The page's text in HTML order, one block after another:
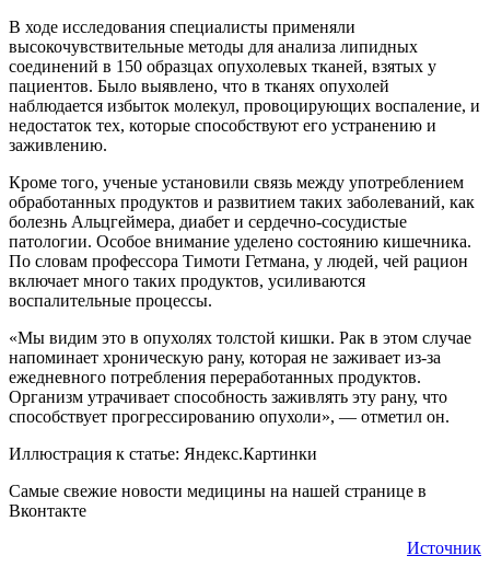
В ходе исследования специалисты применяли
высокочувствительные методы для анализа липидных
соединений в 150 образцах опухолевых тканей, взятых у
пациентов. Было выявлено, что в тканях опухолей
наблюдается избыток молекул, провоцирующих воспаление, и
недостаток тех, которые способствуют его устранению и
заживлению.
Кроме того, ученые установили связь между употреблением
обработанных продуктов и развитием таких заболеваний, как
болезнь Альцгеймера, диабет и сердечно-сосудистые
патологии. Особое внимание уделено состоянию кишечника.
По словам профессора Тимоти Гетмана, у людей, чей рацион
включает много таких продуктов, усиливаются
воспалительные процессы.
«Мы видим это в опухолях толстой кишки. Рак в этом случае
напоминает хроническую рану, которая не заживает из-за
ежедневного потребления переработанных продуктов.
Организм утрачивает способность заживлять эту рану, что
способствует прогрессированию опухоли», — отметил он.
Иллюстрация к статье: Яндекс.Картинки
Самые свежие новости медицины на нашей странице в
Вконтакте
Источник